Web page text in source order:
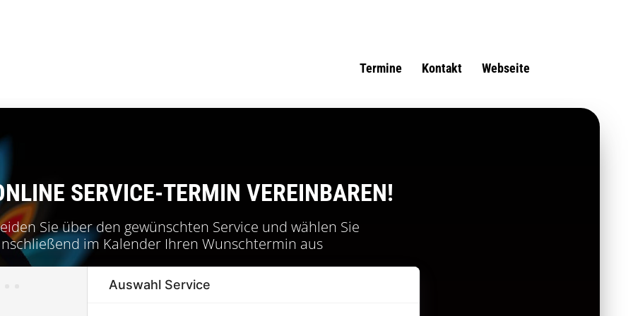
Termine Kontakt Webseite
SERVICE-TERMIN VEREINBAREN!
Sie über den gewünschten Service und wählen Sie
im Kalender Ihren Wunschtermin aus
Auswahl Service